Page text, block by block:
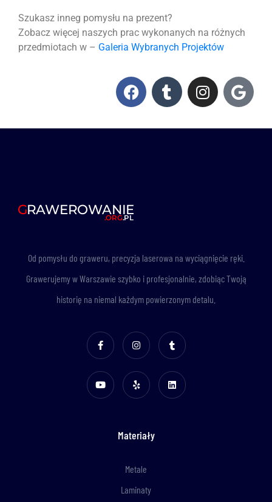
Szukasz inneg pomysłu na prezent?
Zobacz więcej naszych prac wykonanych na różnych
przedmiotach w – Galeria Wybranych Projektów
Od pomysłu do graweru, precyzja laserowa na wyciągnięcie ręki.
Grawerujemy w Warszawie szybko i profesjonalnie, zdobiąc Twoją
historię na niemal każdym powierzonym detalu.
Materiały
Metale
Laminaty